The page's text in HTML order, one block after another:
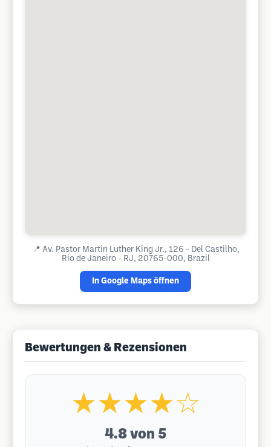
📍 Av. Pastor Martin Luther King Jr., 126 - Del Castilho,
Rio de Janeiro - RJ, 20765-000, Brazil
In Google Maps öffnen
Bewertungen & Rezensionen
★★★★☆
4.8 von 5